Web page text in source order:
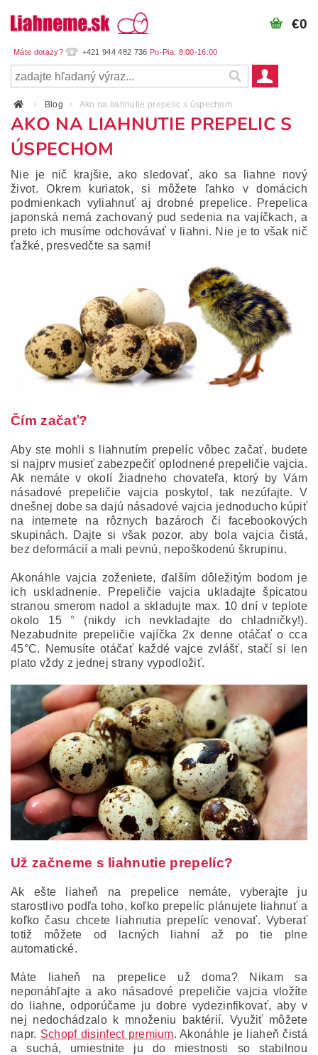
+421 944 482 736
€0
Blog Ako na liahnutie prepelic s úspechom
AKO NA LIAHNUTIE PREPELIC S
ÚSPECHOM
Nie je nič krajšie, ako sledovať, ako sa liahne nový
život. Okrem kuriatok, si môžete ľahko v domácich
podmienkach vyliahnuť aj drobné prepelice. Prepelica
japonská nemá zachovaný pud sedenia na vajíčkach, a
preto ich musíme odchovávať v liahni. Nie je to však nič
ťažké, presvedčte sa sami!
Čím začať?
Aby ste mohli s liahnutím prepelíc vôbec začať, budete
si najprv musieť zabezpečiť oplodnené prepeličie vajcia.
Ak nemáte v okolí žiadneho chovateľa, ktorý by Vám
násadové prepeličie vajcia poskytol, tak nezúfajte. V
dnešnej dobe sa dajú násadové vajcia jednoducho kúpiť
na internete na rôznych bazároch či facebookových
skupinách. Dajte si však pozor, aby bola vajcia čistá,
bez deformácií a mali pevnú, nepoškodenú škrupinu.
Akonáhle vajcia zoženiete, ďalším dôležitým bodom je
ich uskladnenie. Prepeličie vajcia ukladajte špicatou
stranou smerom nadol a skladujte max. 10 dní v teplote
okolo 15 ° (nikdy ich nevkladajte do chladničky!).
Nezabudnite prepeličie vajíčka 2x denne otáčať o cca
45°C. Nemusíte otáčať každé vajce zvlášť, stačí si len
plato vždy z jednej strany vypodložiť.
Už začneme s liahnutie prepelíc?
Ak ešte liaheň na prepelice nemáte, vyberajte ju
starostlivo podľa toho, koľko prepelíc plánujete liahnuť a
koľko času chcete liahnutia prepelíc venovať. Vyberať
totiž môžete od lacných liahní až po tie plne
automatické.
Máte liaheň na prepelice už doma? Nikam sa
neponáhľajte a ako násadové prepeličie vajcia vložíte
do liahne, odporúčame ju dobre vydezinfikovať, aby v
nej nedochádzalo k množeniu baktérií. Využiť môžete
napr. Schopf disinfect premium. Akonáhle je liaheň čistá
a suchá, umiestnite ju do miestnosti so stabilnou